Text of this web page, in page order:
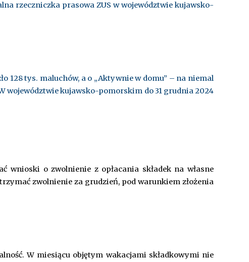
rzeczniczka prasowa ZUS w województwie kujawsko-
128 tys. maluchów, a o „Aktywnie w domu” – na niemal
województwie kujawsko-pomorskim do 31 grudnia 2024
wnioski o zwolnienie z opłacania składek na własne
zwolnienie za grudzień, pod warunkiem złożenia
W miesiącu objętym wakacjami składkowymi nie